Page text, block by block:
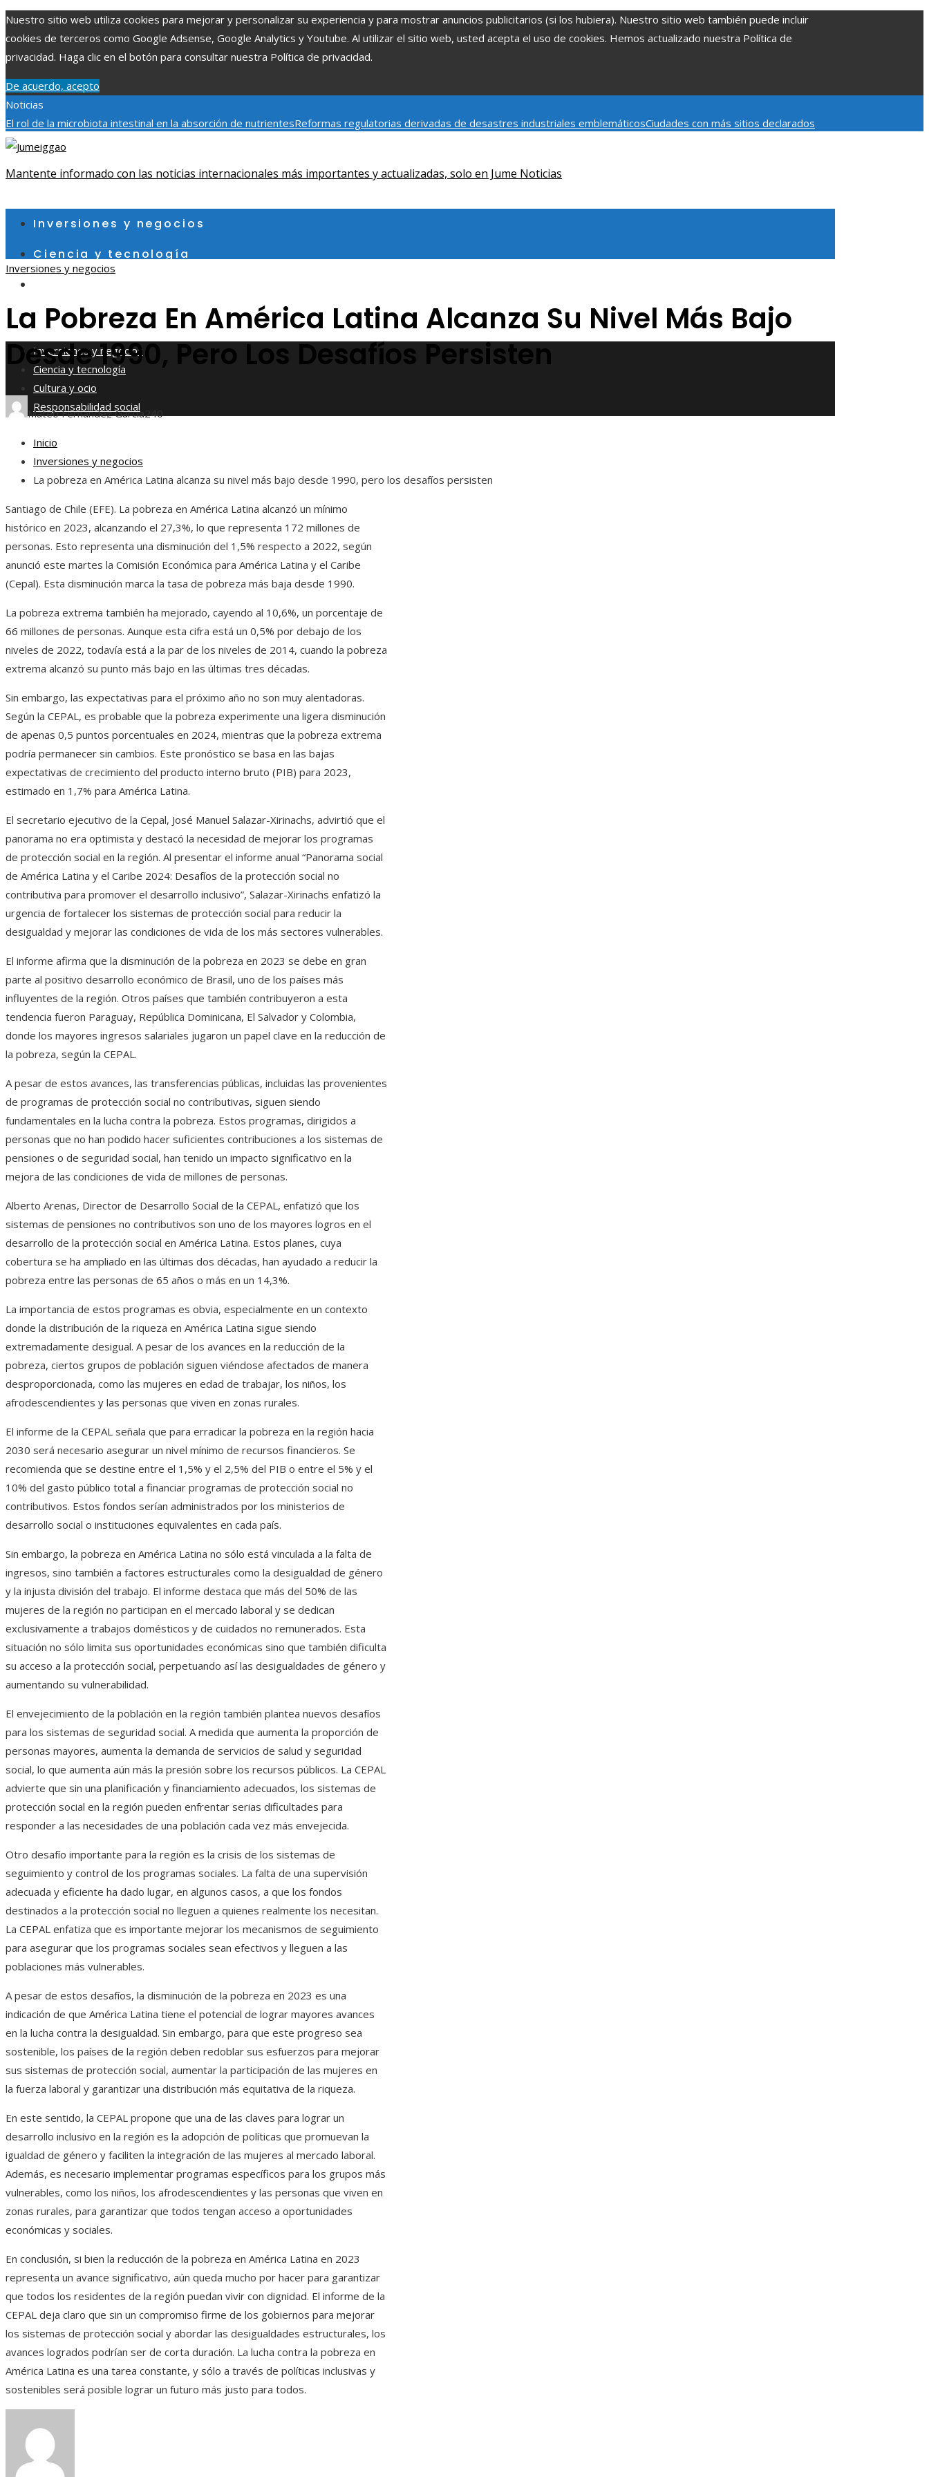
Nuestro sitio web utiliza cookies para mejorar y personalizar su experiencia y para mostrar anuncios publicitarios (si los hubiera). Nuestro sitio web también puede incluir
cookies de terceros como Google Adsense, Google Analytics y Youtube. Al utilizar el sitio web, usted acepta el uso de cookies. Hemos actualizado nuestra Política de
privacidad. Haga clic en el botón para consultar nuestra Política de privacidad.
De acuerdo, acepto
Noticias
El rol de la microbiota intestinal en la absorción de nutrientesReformas regulatorias derivadas de desastres industriales emblemáticosCiudades con más sitios declarados
Patrimonio de la Humanidad y su importancia
sábado, agosto 8
Mantente informado con las noticias internacionales más importantes y actualizadas, solo en Jume Noticias
Inversiones y negocios
Ciencia y tecnología
Responsabilidad social
Inversiones y negocios
Ciencia y tecnología
Cultura y ocio
Responsabilidad social
Inversiones y negocios
La Pobreza En América Latina Alcanza Su Nivel Más Bajo
Desde 1990, Pero Los Desafíos Persisten
Mateo Fernández García240
Inicio
Inversiones y negocios
La pobreza en América Latina alcanza su nivel más bajo desde 1990, pero los desafíos persisten
Santiago de Chile (EFE). La pobreza en América Latina alcanzó un mínimo
histórico en 2023, alcanzando el 27,3%, lo que representa 172 millones de
personas. Esto representa una disminución del 1,5% respecto a 2022, según
anunció este martes la Comisión Económica para América Latina y el Caribe
(Cepal). Esta disminución marca la tasa de pobreza más baja desde 1990.
La pobreza extrema también ha mejorado, cayendo al 10,6%, un porcentaje de
66 millones de personas. Aunque esta cifra está un 0,5% por debajo de los
niveles de 2022, todavía está a la par de los niveles de 2014, cuando la pobreza
extrema alcanzó su punto más bajo en las últimas tres décadas.
Sin embargo, las expectativas para el próximo año no son muy alentadoras.
Según la CEPAL, es probable que la pobreza experimente una ligera disminución
de apenas 0,5 puntos porcentuales en 2024, mientras que la pobreza extrema
podría permanecer sin cambios. Este pronóstico se basa en las bajas
expectativas de crecimiento del producto interno bruto (PIB) para 2023,
estimado en 1,7% para América Latina.
El secretario ejecutivo de la Cepal, José Manuel Salazar-Xirinachs, advirtió que el
panorama no era optimista y destacó la necesidad de mejorar los programas
de protección social en la región. Al presentar el informe anual “Panorama social
de América Latina y el Caribe 2024: Desafíos de la protección social no
contributiva para promover el desarrollo inclusivo”, Salazar-Xirinachs enfatizó la
urgencia de fortalecer los sistemas de protección social para reducir la
desigualdad y mejorar las condiciones de vida de los más sectores vulnerables.
El informe afirma que la disminución de la pobreza en 2023 se debe en gran
parte al positivo desarrollo económico de Brasil, uno de los países más
influyentes de la región. Otros países que también contribuyeron a esta
tendencia fueron Paraguay, República Dominicana, El Salvador y Colombia,
donde los mayores ingresos salariales jugaron un papel clave en la reducción de
la pobreza, según la CEPAL.
A pesar de estos avances, las transferencias públicas, incluidas las provenientes
de programas de protección social no contributivas, siguen siendo
fundamentales en la lucha contra la pobreza. Estos programas, dirigidos a
personas que no han podido hacer suficientes contribuciones a los sistemas de
pensiones o de seguridad social, han tenido un impacto significativo en la
mejora de las condiciones de vida de millones de personas.
Alberto Arenas, Director de Desarrollo Social de la CEPAL, enfatizó que los
sistemas de pensiones no contributivos son uno de los mayores logros en el
desarrollo de la protección social en América Latina. Estos planes, cuya
cobertura se ha ampliado en las últimas dos décadas, han ayudado a reducir la
pobreza entre las personas de 65 años o más en un 14,3%.
La importancia de estos programas es obvia, especialmente en un contexto
donde la distribución de la riqueza en América Latina sigue siendo
extremadamente desigual. A pesar de los avances en la reducción de la
pobreza, ciertos grupos de población siguen viéndose afectados de manera
desproporcionada, como las mujeres en edad de trabajar, los niños, los
afrodescendientes y las personas que viven en zonas rurales.
El informe de la CEPAL señala que para erradicar la pobreza en la región hacia
2030 será necesario asegurar un nivel mínimo de recursos financieros. Se
recomienda que se destine entre el 1,5% y el 2,5% del PIB o entre el 5% y el
10% del gasto público total a financiar programas de protección social no
contributivos. Estos fondos serían administrados por los ministerios de
desarrollo social o instituciones equivalentes en cada país.
Sin embargo, la pobreza en América Latina no sólo está vinculada a la falta de
ingresos, sino también a factores estructurales como la desigualdad de género
y la injusta división del trabajo. El informe destaca que más del 50% de las
mujeres de la región no participan en el mercado laboral y se dedican
exclusivamente a trabajos domésticos y de cuidados no remunerados. Esta
situación no sólo limita sus oportunidades económicas sino que también dificulta
su acceso a la protección social, perpetuando así las desigualdades de género y
aumentando su vulnerabilidad.
El envejecimiento de la población en la región también plantea nuevos desafíos
para los sistemas de seguridad social. A medida que aumenta la proporción de
personas mayores, aumenta la demanda de servicios de salud y seguridad
social, lo que aumenta aún más la presión sobre los recursos públicos. La CEPAL
advierte que sin una planificación y financiamiento adecuados, los sistemas de
protección social en la región pueden enfrentar serias dificultades para
responder a las necesidades de una población cada vez más envejecida.
Otro desafío importante para la región es la crisis de los sistemas de
seguimiento y control de los programas sociales. La falta de una supervisión
adecuada y eficiente ha dado lugar, en algunos casos, a que los fondos
destinados a la protección social no lleguen a quienes realmente los necesitan.
La CEPAL enfatiza que es importante mejorar los mecanismos de seguimiento
para asegurar que los programas sociales sean efectivos y lleguen a las
poblaciones más vulnerables.
A pesar de estos desafíos, la disminución de la pobreza en 2023 es una
indicación de que América Latina tiene el potencial de lograr mayores avances
en la lucha contra la desigualdad. Sin embargo, para que este progreso sea
sostenible, los países de la región deben redoblar sus esfuerzos para mejorar
sus sistemas de protección social, aumentar la participación de las mujeres en
la fuerza laboral y garantizar una distribución más equitativa de la riqueza.
En este sentido, la CEPAL propone que una de las claves para lograr un
desarrollo inclusivo en la región es la adopción de políticas que promuevan la
igualdad de género y faciliten la integración de las mujeres al mercado laboral.
Además, es necesario implementar programas específicos para los grupos más
vulnerables, como los niños, los afrodescendientes y las personas que viven en
zonas rurales, para garantizar que todos tengan acceso a oportunidades
económicas y sociales.
En conclusión, si bien la reducción de la pobreza en América Latina en 2023
representa un avance significativo, aún queda mucho por hacer para garantizar
que todos los residentes de la región puedan vivir con dignidad. El informe de la
CEPAL deja claro que sin un compromiso firme de los gobiernos para mejorar
los sistemas de protección social y abordar las desigualdades estructurales, los
avances logrados podrían ser de corta duración. La lucha contra la pobreza en
América Latina es una tarea constante, y sólo a través de políticas inclusivas y
sostenibles será posible lograr un futuro más justo para todos.